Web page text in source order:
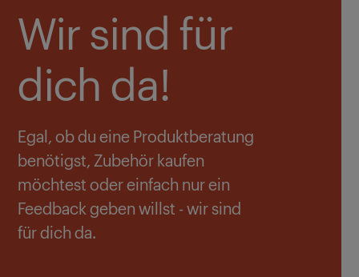
Wir sind für
dich da!
Egal, ob du eine Produktberatung
benötigst, Zubehör kaufen
möchtest oder einfach nur ein
Feedback geben willst - wir sind
für dich da.